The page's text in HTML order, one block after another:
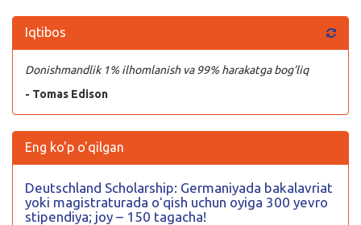
Iqtibos
Donishmandlik 1% ilhomlanish va 99% harakatga bog’liq
- Tomas Edison
Eng ko'p o'qilgan
Deutschland Scholarship: Germaniyada bakalavriat
yoki magistraturada oʻqish uchun oyiga 300 yevro
stipendiya; joy – 150 tagacha!